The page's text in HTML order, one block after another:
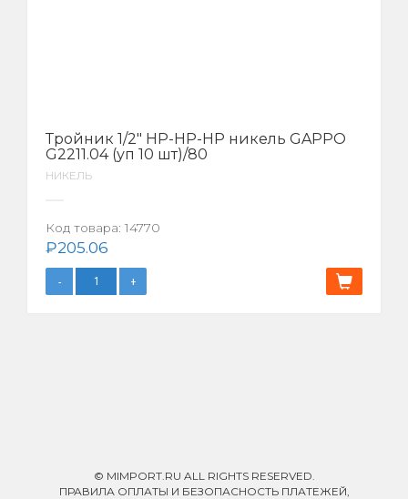
Тройник 1/2″ НР-НР-НР никель GAPPO
G2211.04 (уп 10 шт)/80
НИКЕЛЬ
Код товара: 14770
₽205.06
© MIMPORT.RU ALL RIGHTS RESERVED.
ПРАВИЛА ОПЛАТЫ И БЕЗОПАСНОСТЬ ПЛАТЕЖЕЙ,